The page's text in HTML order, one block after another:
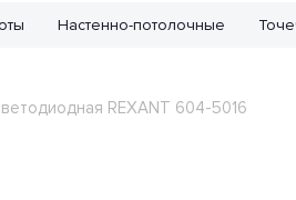
Настенно-потолочные
REXANT 604-5016